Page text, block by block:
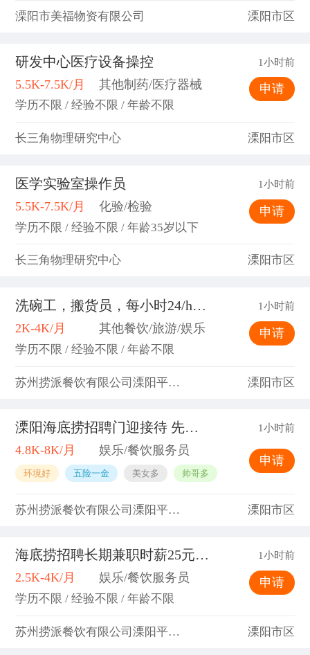
溧阳市美福物资有限公司 溧阳市区
研发中心医疗设备操控 1小时前
5.5K-7.5K/月 其他制药/医疗器械
学历不限 / 经验不限 / 年龄不限
申请
长三角物理研究中心 溧阳市区
医学实验室操作员 1小时前
5.5K-7.5K/月 化验/检验
学历不限 / 经验不限 / 年龄35岁以下
申请
长三角物理研究中心 溧阳市区
洗碗工，搬货员，每小时24/h，年龄35到45周岁 1小时前
2K-4K/月 其他餐饮/旅游/娱乐
学历不限 / 经验不限 / 年龄不限
申请
苏州捞派餐饮有限公司溧阳平陵中路分公司 溧阳市区
溧阳海底捞招聘门迎接待 先到先得 1小时前
4.8K-8K/月 娱乐/餐饮服务员
环境好 五险一金 美女多 帅哥多
申请
苏州捞派餐饮有限公司溧阳平陵中路分公司 溧阳市区
海底捞招聘长期兼职时薪25元/小时 晚上9点到凌晨3点 1小时前
2.5K-4K/月 娱乐/餐饮服务员
学历不限 / 经验不限 / 年龄不限
申请
苏州捞派餐饮有限公司溧阳平陵中路分公司 溧阳市区